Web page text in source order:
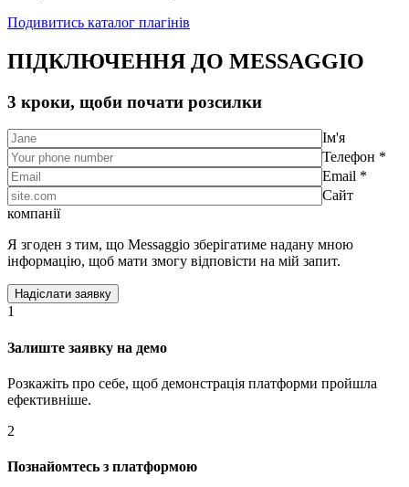
Подивитись каталог плагінів
ПІДКЛЮЧЕННЯ ДО MESSAGGIO
3 кроки, щоби почати розсилки
Ім'я
Телефон *
Email *
Сайт
компанії
Я згоден з тим, що Messaggio зберігатиме надану мною
інформацію, щоб мати змогу відповісти на мій запит.
1
Залиште заявку на демо
Розкажіть про себе, щоб демонстрація платформи пройшла
ефективніше.
2
Познайомтесь з платформою